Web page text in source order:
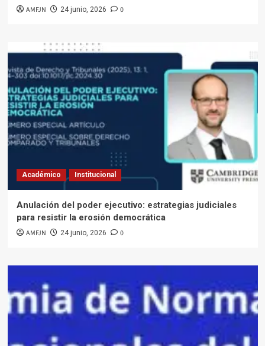
AMFJN 24 junio, 2026 0
Académico Institucional
Anulación del poder ejecutivo: estrategias judiciales
para resistir la erosión democrática
AMFJN 24 junio, 2026 0